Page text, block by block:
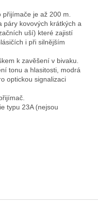
je až 200 m.
páry kovových krátkých a
uší) které zajistí
i při silnějším
k zavěšení v bivaku.
tonu a hlasitosti, modrá
optickou signalizaci
typu 23A (nejsou